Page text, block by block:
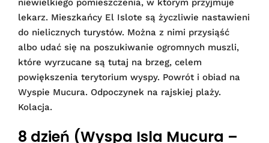
niewielkiego pomieszczenia, w którym przyjmuje
lekarz. Mieszkańcy El Islote są życzliwie nastawieni
do nielicznych turystów. Można z nimi przysiąść
albo udać się na poszukiwanie ogromnych muszli,
które wyrzucane są tutaj na brzeg, celem
powiększenia terytorium wyspy. Powrót i obiad na
Wyspie Mucura. Odpoczynek na rajskiej plaży.
Kolacja.
8 dzień (Wyspa Isla Mucura –